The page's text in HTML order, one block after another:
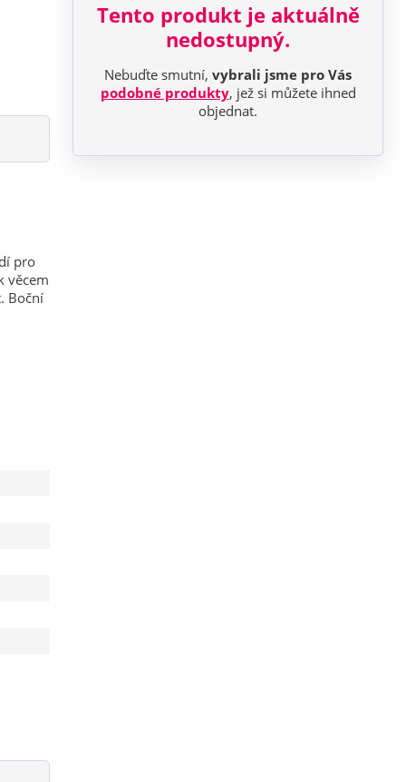
Tento produkt je aktuálně
nedostupný.
Nebuďte smutní,vybrali jsme pro Vás
podobné produkty, jež si můžete ihned
objednat.
pro
věcem
Boční